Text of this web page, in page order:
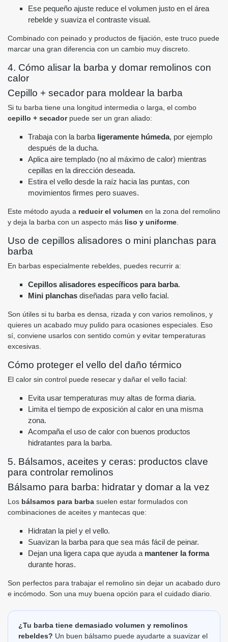
Ese pequeño ajuste reduce el volumen justo en el área
rebelde y suaviza el contraste visual.
Combinado con peinado y productos de fijación, este truco puede
marcar una gran diferencia con un cambio muy discreto.
4. Cómo alisar la barba y domar remolinos con
calor
Cepillo + secador para moldear la barba
Si tu barba tiene una longitud intermedia o larga, el combo
cepillo + secadorpuede ser un gran aliado:
Trabaja con la barba ligeramente húmeda, por ejemplo
después de la ducha.
Aplica aire templado (no al máximo de calor) mientras
cepillas en la dirección deseada.
Estira el vello desde la raíz hacia las puntas, con
movimientos firmes pero suaves.
Este método ayuda a reducir el volumen en la zona del remolino
y deja la barba con un aspecto más liso y uniforme
Uso de cepillos alisadores o mini planchas para
barba
En barbas especialmente rebeldes, puedes recurrir a:
Cepillos alisadores específicos para barba.
Mini planchas diseñadas para vello facial.
Son útiles si tu barba es densa, rizada y con varios remolinos, y
quieres un acabado muy pulido para ocasiones especiales. Eso
sí, conviene usarlos con sentido común y evitar temperaturas
excesivas.
Cómo proteger el vello del daño térmico
El calor sin control puede resecar y dañar el vello facial:
Evita usar temperaturas muy altas de forma diaria.
Limita el tiempo de exposición al calor en una misma
zona.
Acompaña el uso de calor con buenos productos
hidratantes para la barba.
5. Bálsamos, aceites y ceras: productos clave
para controlar remolinos
Bálsamo para barba: hidratar y domar a la vez
Los bálsamos para barba suelen estar formulados con
combinaciones de aceites y mantecas que:
Hidratan la piel y el vello.
Suavizan la barba para que sea más fácil de peinar.
Dejan una ligera capa que ayuda a mantener la forma
durante horas.
Son perfectos para trabajar el remolino sin dejar un acabado duro
e incómodo. Son una muy buena opción para el cuidado diario.
¿Tu barba tiene demasiado volumen y remolinos
rebeldes? Un buen bálsamo puede ayudarte a suavizar el